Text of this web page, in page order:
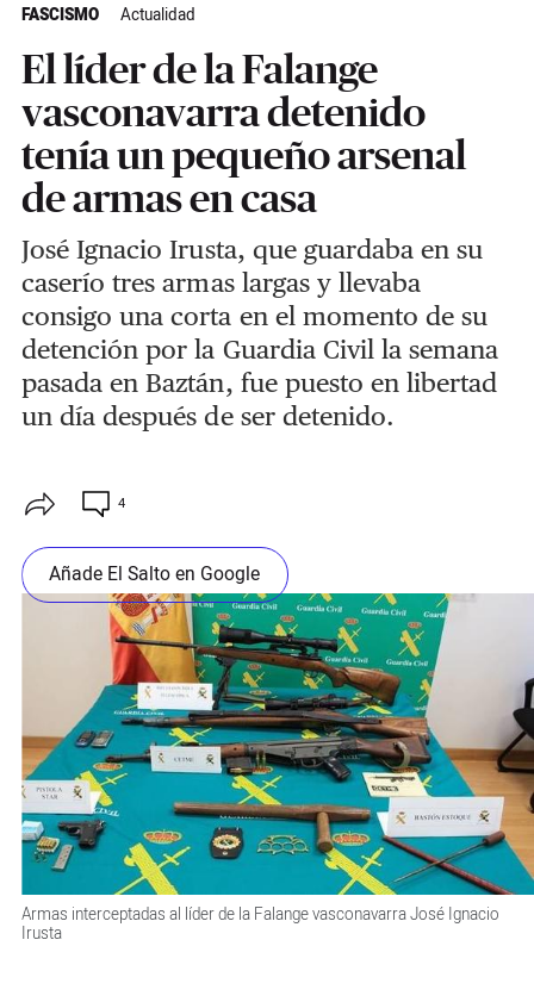
FASCISMO Actualidad
El líder de la Falange
vasconavarra detenido
tenía un pequeño arsenal
de armas en casa
José Ignacio Irusta, queguardaba en su
caserío tres armas largas y llevaba
consigo una corta en el momentode su
detenciónpor la Guardia Civilla semana
pasada en Baztán, fue puesto en libertad
un día después de ser detenido.
4
Añade El Salto en Google
Armas interceptadas al líder de la Falange vasconavarra José Ignacio
Irusta